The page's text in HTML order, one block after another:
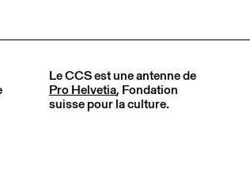
Le CCS est une antenne de
Pro Helvetia, Fondation
suisse pour la culture.